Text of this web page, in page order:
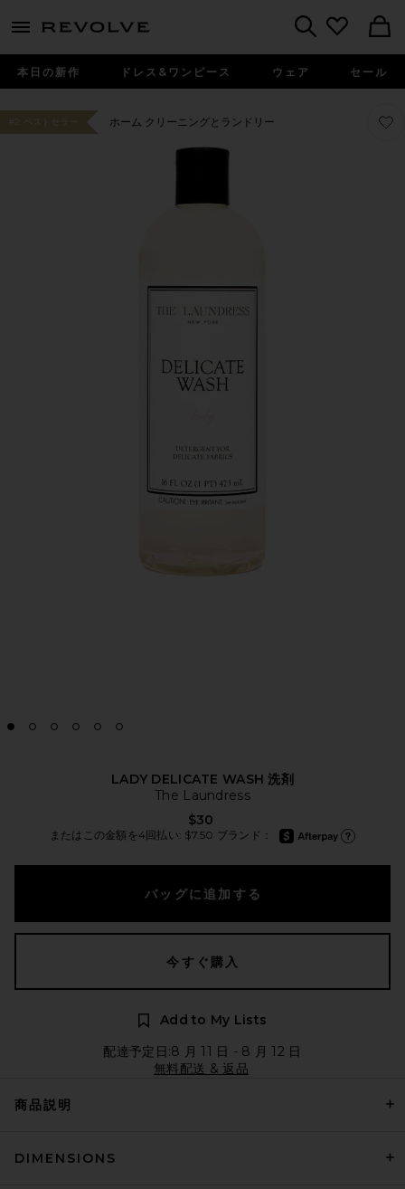
menu - shows more content
本日の新作 ドレス&ワンピース ウェア セール
#2 ベストセラー ホーム クリーニングとランドリー お気
お気
LADY DELICATE WASH 洗剤
The Laundress
$30
またはこの金額を4回払い: $7.50 ブランド：
afterpay
バッグに追加する
今すぐ購入
Add to My Lists
配達予定日:8 月 11 日 - 8 月 12 日
無料配送 & 返品
商品説明
DIMENSIONS